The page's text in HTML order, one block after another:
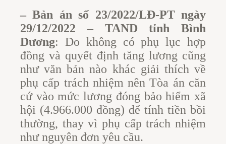
– Bản án số 23/2022/LĐ-PT ngày
29/12/2022 – TAND tỉnh Bình
Dương: Do không có phụ lục hợp
đồng và quyết định tăng lương cũng
như văn bản nào khác giải thích về
phụ cấp trách nhiệm nên Tòa án căn
cứ vào mức lương đóng bảo hiểm xã
hội (4.966.000 đồng) để tính tiền bồi
thường, thay vì phụ cấp trách nhiệm
như nguyên đơn yêu cầu.